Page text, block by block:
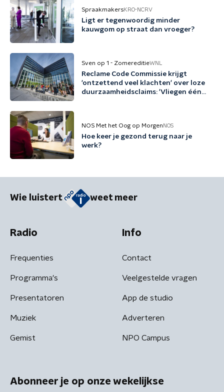
SpraakmakersKRO-NCRV
Ligt er tegenwoordig minder
kauwgom op straat dan vroeger?
Sven op 1 - ZomereditieWNL
Reclame Code Commissie krijgt
'ontzettend veel klachten' over loze
duurzaamheidsclaims: 'Vliegen één
NOS Met het Oog op Morgen NOS
Hoe keer je gezond terug naar je
werk?
Wie luistert weet meer
Radio
Frequenties
Programma's
Presentatoren
Muziek
Gemist
Info
Contact
Veelgestelde vragen
App de studio
Adverteren
NPO Campus
Abonneer je op onze wekelijkse